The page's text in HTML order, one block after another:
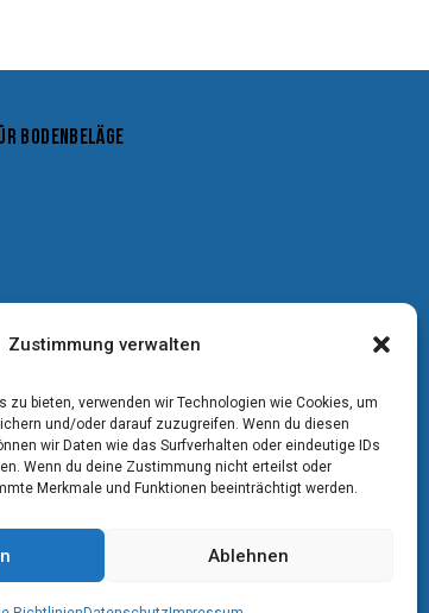
Zustimmung verwalten
zu bieten, verwenden wir Technologien wie Cookies, um
und/oder darauf zuzugreifen. Wenn du diesen
wir Daten wie das Surfverhalten oder eindeutige IDs
Wenn du deine Zustimmung nicht erteilst oder
Merkmale und Funktionen beeinträchtigt werden.
Ablehnen
BODENBELÄGE